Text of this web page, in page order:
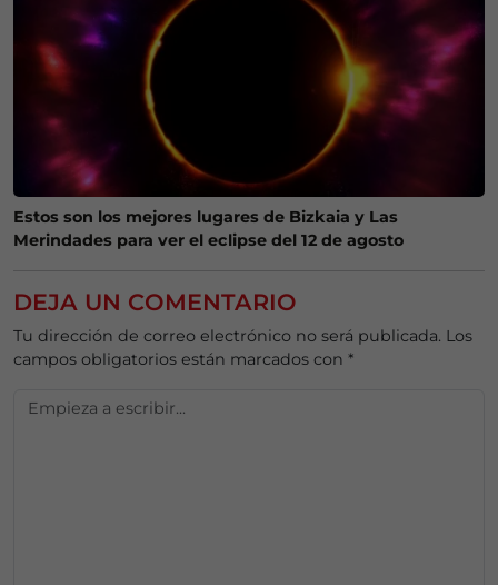
Estos son los mejores lugares de Bizkaia y Las
Merindades para ver el eclipse del 12 de agosto
DEJA UN COMENTARIO
Tu dirección de correo electrónico no será publicada. Los
campos obligatorios están marcados con *